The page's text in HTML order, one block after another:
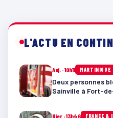
L'ACTU EN
Auj. · 10h11 MARTINIQUE
Deux personnes
Sainville à Fort-
Hier · 13h46 FRANCE &